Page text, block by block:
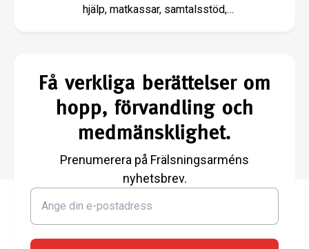
hjälp, matkassar, samtalsstöd,
Få verkliga berättelser om
hopp, förvandling och
medmänsklighet.
Prenumerera på Frälsningsarméns
nyhetsbrev.